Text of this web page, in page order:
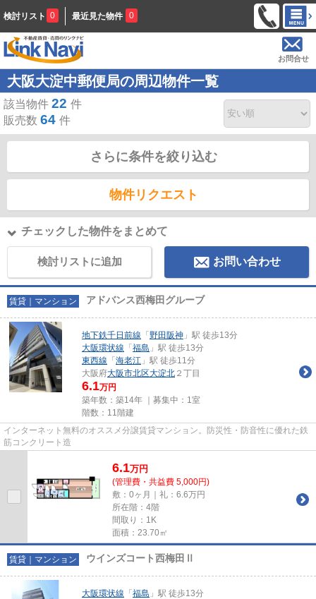
検討リスト 0 最近見た物件 0
お問合せ
大阪大淀中郵便局の周辺物件一覧
該当物件 22 件
販売数 64 件
さらに条件を絞り込む
物件リクエスト
チェックした物件をまとめて
検討リストに追加 お問い合わせ
賃貸｜マンション アドバンス西梅田グルーブ
地下鉄千日前線 「 野田阪神 」駅 徒歩13分
大阪環状線 「 福島 」駅 徒歩13分
東西線 「 海老江 」駅 徒歩11分
大阪府大阪市北区大淀北 ２丁目
6.1万円
築年数：築14年 ｜募集中： 1室
階数：11階建
インターネット無料のオススメ分譲賃貸マンション。防災性・防音性に優れた鉄
筋コンクリート造
6.1万円
(管理費・共益費 5,000円)
敷：0ヶ月｜礼：6.6万円
所在階：4階
間取り：1K
面積：23.70㎡
賃貸｜マンション ウインズコート西梅田Ⅱ
大阪環状線 「 福島 」駅 徒歩13分